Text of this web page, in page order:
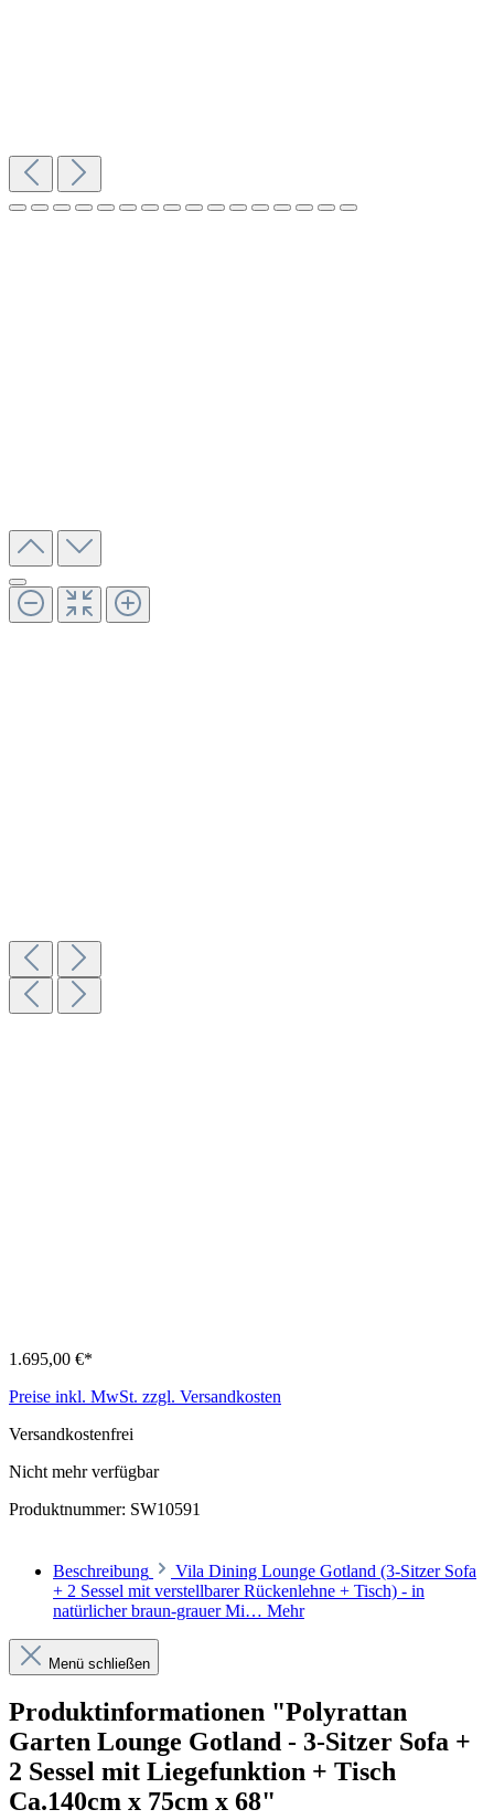
1.695,00 €*
Preise inkl. MwSt. zzgl. Versandkosten
Versandkostenfrei
Nicht mehr verfügbar
Produktnummer: SW10591
Beschreibung
Vila Dining Lounge Gotland (3-Sitzer Sofa
+ 2 Sessel mit verstellbarer Rückenlehne + Tisch) - in
natürlicher braun-grauer Mi… Mehr
Menü schließen
Produktinformationen "Polyrattan
Garten Lounge Gotland - 3-Sitzer Sofa +
2 Sessel mit Liegefunktion + Tisch
Ca.140cm x 75cm x 68"